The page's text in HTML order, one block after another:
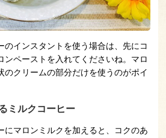
のインスタントを使う場合は、先にコ
ンペーストを入れてくださいね。マロ
のクリームの部分だけを使うのがポイ
ミルクコーヒー
にマロンミルクを加えると、コクのあ